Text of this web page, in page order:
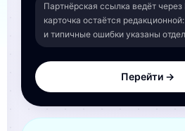
Партнёрская ссылка ведёт через
карточка остаётся
и типичные ошибки указаны
Перейти →